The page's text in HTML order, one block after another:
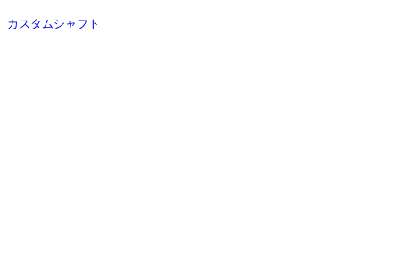
カスタムシャフト